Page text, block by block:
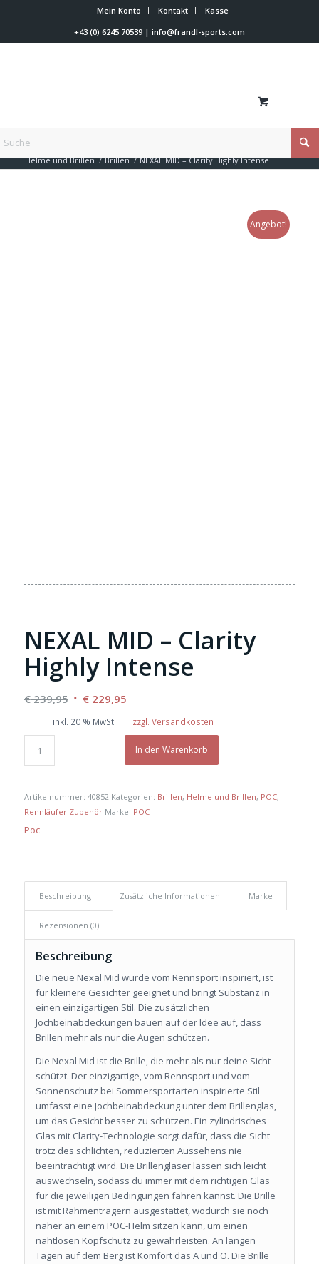
Mein Konto Kontakt
Kasse
+43 (0) 6245 70539| info@frandl-sports.com
Du bist hier:
Helme und Brillen / Brillen / NEXAL MID – Clarity Highly Intense
Angebot!
NEXAL MID – Clarity
Highly Intense
€239,95 Ursprünglicher
Preis
€229,95Aktueller
Preis
ist:
€ 229,95.
inkl. 20 % MwSt. zzgl. Versandkosten
In den Warenkorb
Artikelnummer: 40852 Kategorien: Brillen, Helme und Brillen, POC,
Rennläufer Zubehör Marke: POC
Poc
Beschreibung Zusätzliche Informationen Marke
Rezensionen (0)
Beschreibung
Die neue Nexal Mid wurde vom Rennsport inspiriert, ist
für kleinere Gesichter geeignet und bringt Substanz in
einen einzigartigen Stil. Die zusätzlichen
Jochbeinabdeckungen bauen auf der Idee auf, dass
Brillen mehr als nur die Augen schützen.
Die Nexal Mid ist die Brille, die mehr als nur deine Sicht
schützt. Der einzigartige, vom Rennsport und vom
Sonnenschutz bei Sommersportarten inspirierte Stil
umfasst eine Jochbeinabdeckung unter dem Brillenglas,
um das Gesicht besser zu schützen. Ein zylindrisches
Glas mit Clarity-Technologie sorgt dafür, dass die Sicht
trotz des schlichten, reduzierten Aussehens nie
beeinträchtigt wird. Die Brillengläser lassen sich leicht
auswechseln, sodass du immer mit dem richtigen Glas
für die jeweiligen Bedingungen fahren kannst. Die Brille
ist mit Rahmenträgern ausgestattet, wodurch sie noch
näher an einem POC-Helm sitzen kann, um einen
nahtlosen Kopfschutz zu gewährleisten. An langen
Tagen auf dem Berg ist Komfort das A und O. Die Brille